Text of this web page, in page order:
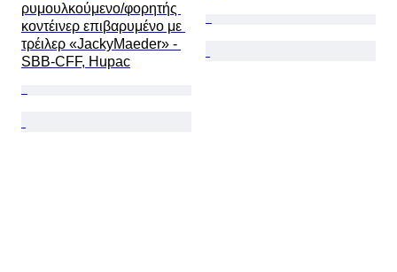
ρυμουλκούμενο/φορητής
κοντέινερ επιβαρυμένο με
τρέιλερ «JackyMaeder» -
SBB-CFF, Hupac